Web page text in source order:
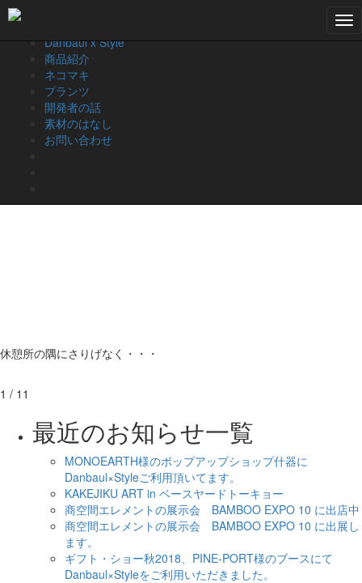
Danbaul x Style
商品紹介
ネコマキ
プランツ
開発者の話
素材のはなし
お問い合わせ
『第85回東京インターナショナ
ル・ギフトショー』出展中
2月7日（水）から2月9日（金）まで開催中の『第85回東京インターナ
ショナル・ギフトショー』に出展しています。
『DanbaulxStyle』のブースは、東5-T42-26-08（東京ビジネスフロン
ティアパビリオン内）です。皆様のご来場をお待ちしています。
休憩所の隅にさりげなく・・・
1 / 1 1
最近のお知らせ一覧
MONOEARTH様のポップアップショップ什器に
Danbaul×Styleご利用頂いてます。
KAKEJIKU ART in ベースヤードトーキョー
商空間エレメントの展示会 BAMBOO EXPO 10 に出店中
商空間エレメントの展示会 BAMBOO EXPO 10 に出展し
ます。
ギフト・ショー秋2018、PINE-PORT様のブースにて
Danbaul×Styleをご利用いただきました。